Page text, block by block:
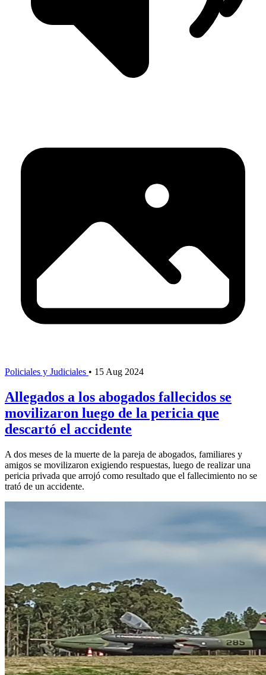
Policiales y Judiciales • 15 Aug 2024
Allegados a los abogados fallecidos se
movilizaron luego de la pericia que
descartó el accidente
A dos meses de la muerte de la pareja de abogados, familiares y
amigos se movilizaron exigiendo respuestas, luego de realizar una
pericia privada que arrojó como resultado que el fallecimiento no se
trató de un accidente.